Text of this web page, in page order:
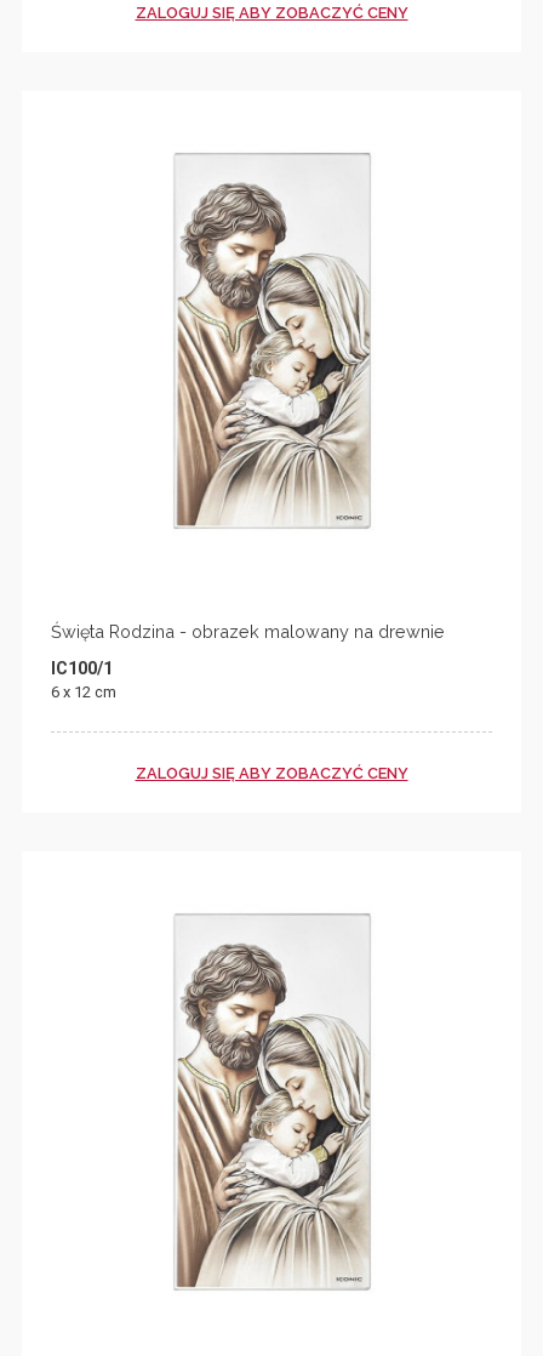
ZALOGUJ SIĘ ABY ZOBACZYĆ CENY
Święta Rodzina - obrazek malowany na drewnie
IC100/1
6 x 12 cm
ZALOGUJ SIĘ ABY ZOBACZYĆ CENY